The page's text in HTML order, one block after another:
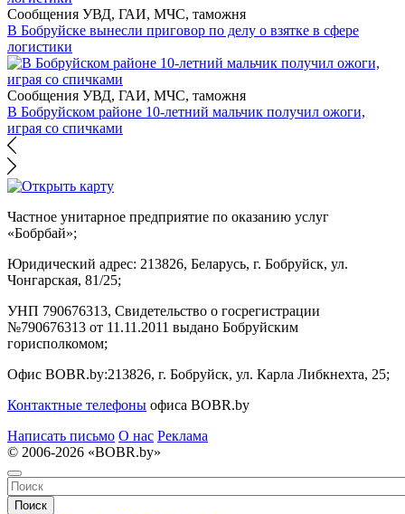
Сообщения УВД, ГАИ, МЧС, таможня
В Бобруйске вынесли приговор по делу о взятке в сфере
логистики
Сообщения УВД, ГАИ, МЧС, таможня
В Бобруйском районе 10-летний мальчик получил ожоги,
играя со спичками
Частное унитарное предприятие по оказанию услуг
«Бобрбай»;
Юридический адрес: 213826, Беларусь, г. Бобруйск, ул.
Чонгарская, 81/25;
УНП 790676313, Свидетельство о госрегистрации
№790676313 от 11.11.2011 выдано Бобруйским
горисполкомом;
Офис BOBR.by:213826, г. Бобруйск, ул. Карла Либкнехта, 25;
Контактные телефоны офиса BOBR.by
Написать письмо О нас Реклама
© 2006-2026 «BOBR.by»
Поиск